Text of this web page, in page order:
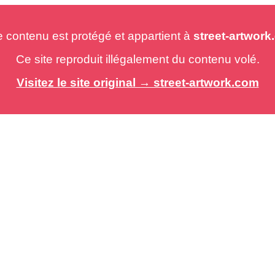
est protégé et appartient à street-
Ce site reproduit illégalement du contenu volé.
Visitez le site original → street-artwork.com